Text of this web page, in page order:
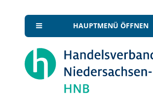
HAUPTMENÜ ÖFFNEN